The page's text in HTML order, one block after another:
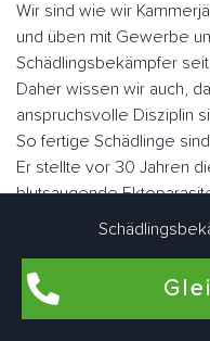
Wir sind wie wir
und üben mit Gewerbe
Schädlingsbekämpfer
Daher wissen wir auch,
anspruchsvolle Disziplin
So fertige Schädlinge
Er stellte vor 30 Jahren
blutsaugende
Heute erleben wir
Die Familie der
sehr gut angepasst.
Er hat seine Flügel